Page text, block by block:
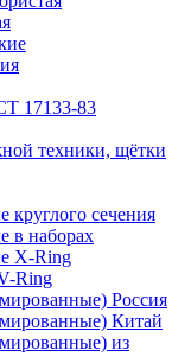
17133-83
техники, щётки
круглого сечения
в наборах
Х-Ring
Ring
Россия
Китай
из